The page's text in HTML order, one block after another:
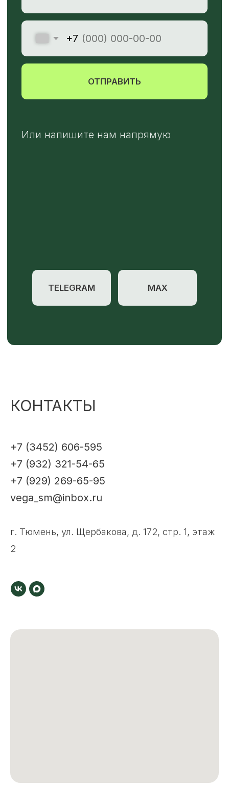
КОНТАКТЫ
+7 (3452) 606-595
+7 (932) 321-54-65
+7 (929) 269-65-95
vega_sm@inbox.ru
г. Тюмень, ул. Щербакова, д. 172, стр. 1, этаж
2